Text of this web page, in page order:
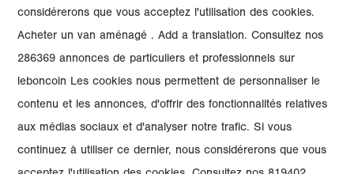
considérerons que vous acceptez l'utilisation des cookies.
Acheter un van aménagé . Add a translation. Consultez nos
286369 annonces de particuliers et professionnels sur
leboncoin Les cookies nous permettent de personnaliser le
contenu et les annonces, d'offrir des fonctionnalités relatives
aux médias sociaux et d'analyser notre trafic. Si vous
continuez à utiliser ce dernier, nous considérerons que vous